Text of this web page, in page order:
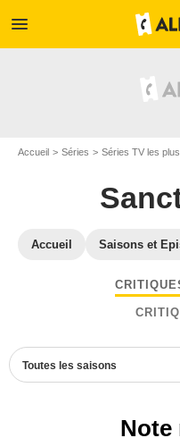
menu
Accueil Séries Séries TV les
Accueil Saisons et
Toutes les saisons
Note